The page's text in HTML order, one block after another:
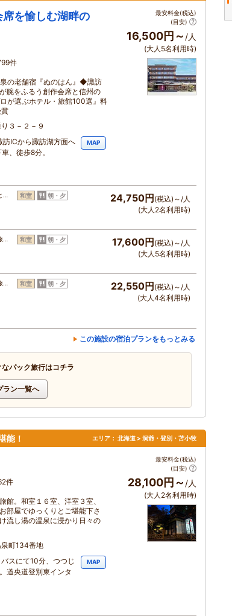
を愉しむ湖畔の
件
の老舗宿『ぬのはん』◆諏訪
腕をふるう創作会席と信州の
が選ぶホテル・旅館100選』料
３－２－９
訪ICから諏訪湖方面へ
、徒歩8分。
MAP
最安料金(税込)
(目安)
16,500円～ /人
(大人5名利用時)
… 和室 朝・夕 24,750円 (税込)～/人
(大人2名利用時)
… 和室 朝・夕 17,600円 (税込)～/人
(大人5名利用時)
… 和室 朝・夕 22,550円 (税込)～/人
(大人4名利用時)
この施設の宿泊プランをもっとみる
パック旅行はコチラ
ラン一覧へ
能！ エリア： 北海道 > 洞爺・登別・苫小牧
件
館。和室１６室、洋室３室、
部屋でゆっくりとご堪能下さ
流し湯の温泉に浸かり日々の
町134番地
スにて10分、つつじ
道央道登別東インタ
MAP
最安料金(税込)
(目安)
28,100円～ /人
(大人2名利用時)